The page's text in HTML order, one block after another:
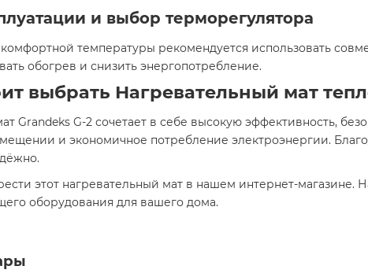
и выбор терморегулятора
температуры рекомендуется использовать
обогрев и снизить энергопотребление.​
выбрать Нагревательный мат
Grandeks G-2 сочетает в себе высокую эффективность,
и экономичное потребление электроэнергии.
этот нагревательный мат в нашем интернет-магазине.
оборудования для вашего дома.​